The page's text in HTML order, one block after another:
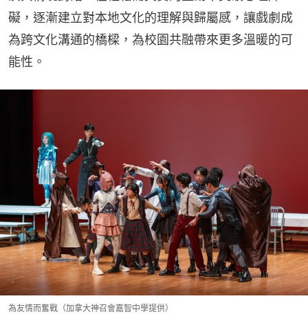
礙，逐漸建立對本地文化的理解與歸屬感，讓戲劇成
為跨文化溝通的橋樑，為校園共融帶來更多溫暖的可
能性。
為友情而奮戰（加拿大神召會嘉智中學提供）